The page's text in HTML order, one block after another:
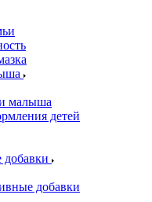
малыша
детей
добавки
добавки